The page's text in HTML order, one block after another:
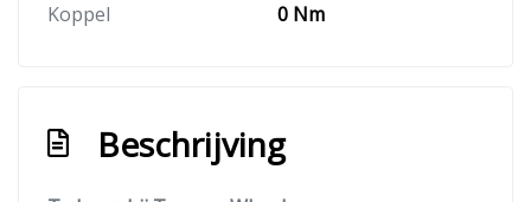
Koppel
0 Nm
Beschrijving